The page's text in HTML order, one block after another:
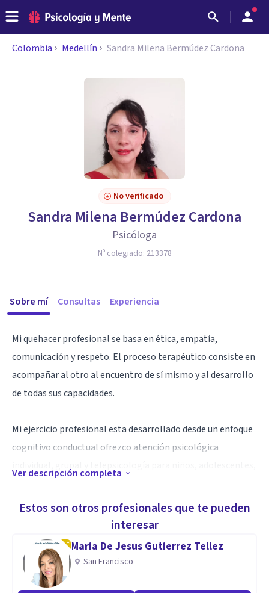
Colombia Medellín Sandra Milena Bermúdez Cardona
No verificado
Sandra Milena Bermúdez Cardona
Psicóloga
Nº colegiado: 213378
Sobre mí Consultas Experiencia
Mi quehacer profesional se basa en ética, empatía,
comunicación y respeto. El proceso terapéutico consiste en
acompañar al otro al encuentro de sí mismo y al desarrollo
de todas sus capacidades.
Mi ejercicio profesional esta desarrollado desde un enfoque
cognitivo conductual ofrezco atención psicológica
modificación de conductas, la adaptación al entorno, la
Ver descripción completa
Estos son otros profesionales que te pueden
interesar
Maria De Jesus Gutierrez Tellez
San Francisco